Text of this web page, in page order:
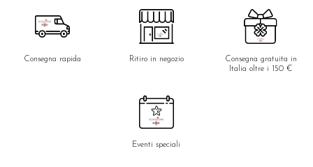
Consegna rapida Ritiro in negozio
Consegna gratuita in
Italia oltre i 150 €
Eventi speciali